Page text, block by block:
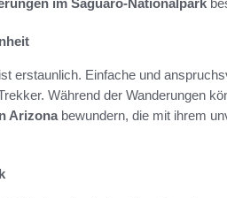
erstaunlich. Einfache und
Während der Wanderungen
Arizonabewundern, die mit ihrem